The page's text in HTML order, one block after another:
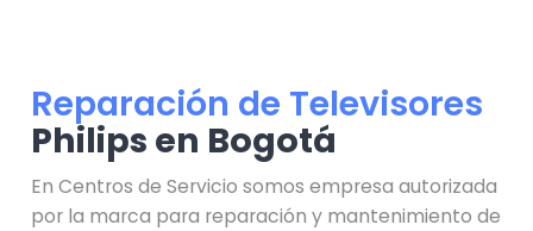
Reparación de Televisores
Philips en Bogotá
En Centros de Servicio somos empresa autorizada
por la marca para reparación y mantenimiento de